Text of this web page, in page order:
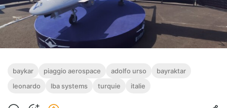
baykar piaggio aerospace adolfo urso
bayraktar
leonardo
lba systems turquie italie